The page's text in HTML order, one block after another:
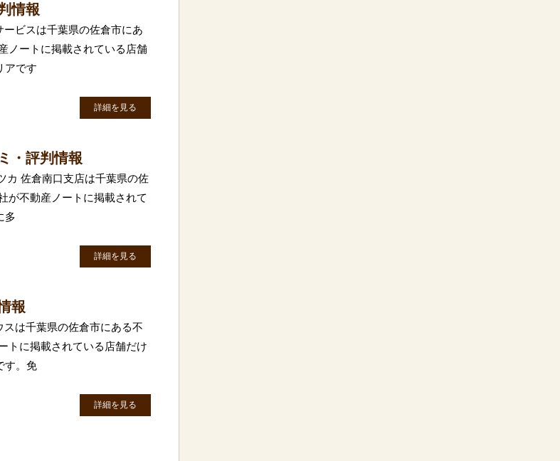
情報
ビスは千葉県の佐倉市にあ
ノートに掲載されている店舗
アです
詳細を見る
・評判情報
カ 佐倉南口支店は千葉県の佐
が不動産ノートに掲載されて
多
詳細を見る
報
は千葉県の佐倉市にある不
トに掲載されている店舗だけ
す。免
詳細を見る